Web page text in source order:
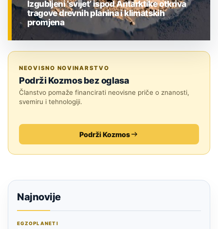
Izgubljeni ‘svijet’ ispod Antarktike otkriva
tragove drevnih planina i klimatskih
promjena
NEOVISNO NOVINARSTVO
Podrži Kozmos bez oglasa
Članstvo pomaže financirati neovisne priče o znanosti,
svemiru i tehnologiji.
Podrži Kozmos
Najnovije
EGZOPLANETI